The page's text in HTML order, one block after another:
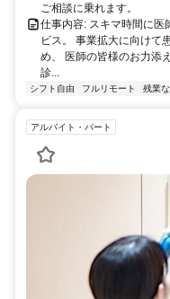
ご相談に乗れます。
仕事内容: スキマ時間に医
ビス。 事業拡大に向けて
め、 医師の皆様のお力添
診...
シフト自由 フルリモート 残業な
アルバイト・パート